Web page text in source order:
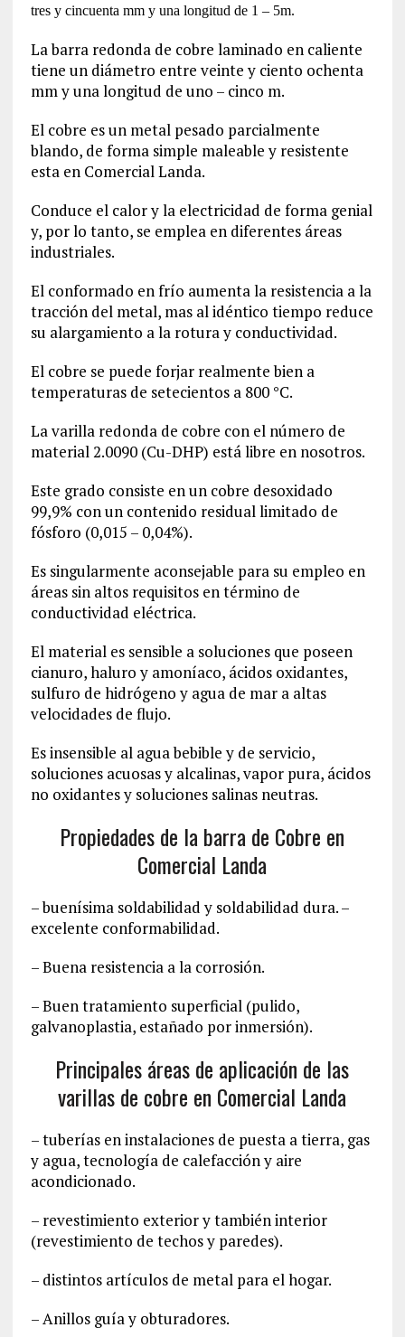
tres y cincuenta mm y una longitud de 1 – 5m.
La barra redonda de cobre laminado en caliente
tiene un diámetro entre veinte y ciento ochenta
mm y una longitud de uno – cinco m.
El cobre es un metal pesado parcialmente
blando, de forma simple maleable y resistente
esta en Comercial Landa.
Conduce el calor y la electricidad de forma genial
y, por lo tanto, se emplea en diferentes áreas
industriales.
El conformado en frío aumenta la resistencia a la
tracción del metal, mas al idéntico tiempo reduce
su alargamiento a la rotura y conductividad.
El cobre se puede forjar realmente bien a
temperaturas de setecientos a 800 °C.
La varilla redonda de cobre con el número de
material2.0090(Cu-DHP) está libre en nosotros.
Este grado consiste en un cobre desoxidado
99,9% con un contenido residual limitado de
fósforo (0,015 – 0,04%).
Es singularmente aconsejable para su empleo en
áreas sin altos requisitos en término de
conductividad eléctrica.
El material es sensible a soluciones que poseen
cianuro, haluro y amoníaco, ácidos oxidantes,
sulfuro de hidrógeno y agua de mar a altas
velocidades de flujo.
Es insensible al agua bebible y de servicio,
soluciones acuosas y alcalinas, vapor pura, ácidos
no oxidantes y soluciones salinas neutras.
Propiedades de la barra de Cobre en
Comercial Landa
– buenísima soldabilidad y soldabilidad dura. –
excelente conformabilidad.
– Buena resistencia a la corrosión.
– Buen tratamiento superficial (pulido,
galvanoplastia, estañado por inmersión).
Principales áreas de aplicación de las
varillas de cobre en Comercial Landa
– tuberías en instalaciones de puesta a tierra, gas
y agua, tecnología de calefacción y aire
acondicionado.
– revestimiento exterior y también interior
(revestimiento de techos y paredes).
– distintos artículos de metal para el hogar.
– Anillos guía y obturadores.